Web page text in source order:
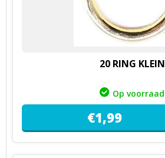
20 RING KLEIN
Op voorraad
€1,99